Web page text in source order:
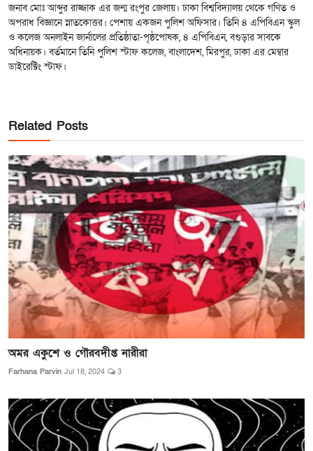
জনাব মোঃ আব্দুর রাজ্জাক এর জন্ম রংপুর জেলায়। ঢাকা বিশ্ববিদ্যালয় থেকে গণিত ও
অপরাধ বিজ্ঞানে স্নাতকোত্তর। পেশায় একজন পুলিশ অফিসার। তিনি ৪ এপিবিএন স্কুল
ও কলেজ অনলাইন জার্নালের প্রতিষ্ঠাতা-পৃষ্ঠপোষক, ৪ এপিবিএন, বগুড়ার সাবকে
অধিনায়ক। বর্তমানে তিনি পুলিশ স্টাফ কলেজ, বাংলাদেশ, মিরপুর, ঢাকা এর মেম্বার
ডাইরেক্টিং স্টাফ।
Related Posts
অমর একুশে ও গৌরবদীপ্ত নারীরা
Farhana Parvin Jul 18, 2024 3